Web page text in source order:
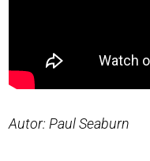
Autor: Paul Seaburn